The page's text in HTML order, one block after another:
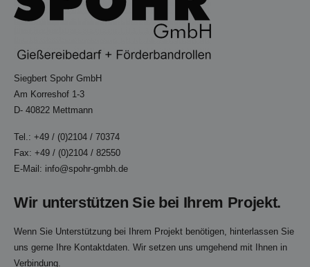
Siegbert Spohr GmbH
Am Korreshof 1-3
D- 40822 Mettmann
Tel.: +49 / (0)2104 / 70374
Fax: +49 / (0)2104 / 82550
E-Mail: info@spohr-gmbh.de
Wir unterstützen Sie bei Ihrem Projekt.
Wenn Sie Unterstützung bei Ihrem Projekt benötigen, hinterlassen Sie
uns gerne Ihre Kontaktdaten. Wir setzen uns umgehend mit Ihnen in
Verbindung.